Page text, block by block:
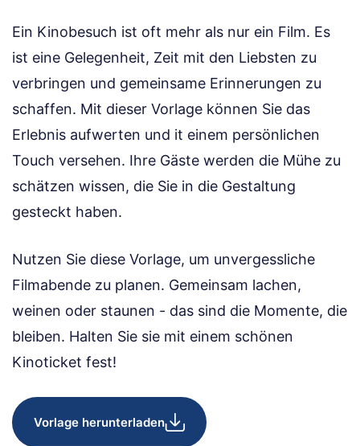
Ein Kinobesuch ist oft mehr als nur ein Film. Es
ist eine Gelegenheit, Zeit mit den Liebsten zu
verbringen und gemeinsame Erinnerungen zu
schaffen. Mit dieser Vorlage können Sie das
Erlebnis aufwerten und it einem persönlichen
Touch versehen. Ihre Gäste werden die Mühe zu
schätzen wissen, die Sie in die Gestaltung
gesteckt haben.
Nutzen Sie diese Vorlage, um unvergessliche
Filmabende zu planen. Gemeinsam lachen,
weinen oder staunen - das sind die Momente, die
bleiben. Halten Sie sie mit einem schönen
Kinoticket fest!
Vorlage herunterladen